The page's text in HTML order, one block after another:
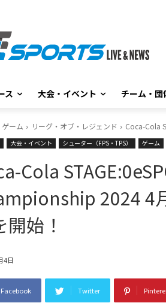
ス 大会・イベント チーム・団
ゲーム リーグ・オブ・レジェンド Coca-Cola
大会・イベント シューター（FPS・TPS） ゲーム
Cola
2024 4
開始！
4日
Facebook Twitter